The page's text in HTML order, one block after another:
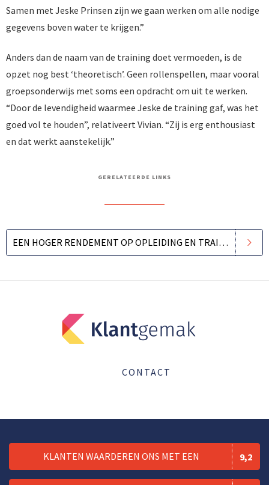
Samen met Jeske Prinsen zijn we gaan werken om alle nodige
gegevens boven water te krijgen.”
Anders dan de naam van de training doet vermoeden, is de
opzet nog best ‘theoretisch’. Geen rollenspellen, maar vooral
groepsonderwijs met soms een opdracht om uit te werken.
“Door de levendigheid waarmee Jeske de training gaf, was het
goed vol te houden”, relativeert Vivian. “Zij is erg enthousiast
en dat werkt aanstekelijk.”
GERELATEERDE LINKS
EEN HOGER RENDEMENT OP OPLEIDING EN TRAINING
CONTACT
KLANTEN WAARDEREN ONS MET EEN 9,2